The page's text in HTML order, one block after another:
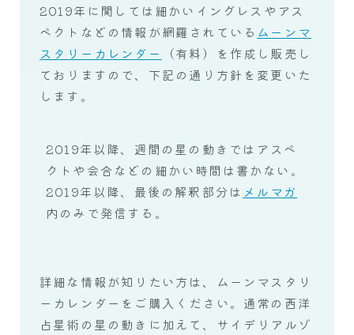
2019年に関しては細かいイングレスやアス
ペクトなどの情報が網羅されている ムーンマ
スタリーカレンダー
（有料）を作成し販売し
ておりますので、下記の通り方針を変更いた
します。
2019年以降、週間の星の動きではアスペ
クトや会合などの細かい時間は書かない。
2019年以降、最後の解釈部分は メルマガ
内のみで発信する。
詳細な情報が知りたい方は、ムーンマスタリ
ーカレンダーをご購入ください。通常の西洋
占星術の星の動きに加えて、サイデリアルゾ